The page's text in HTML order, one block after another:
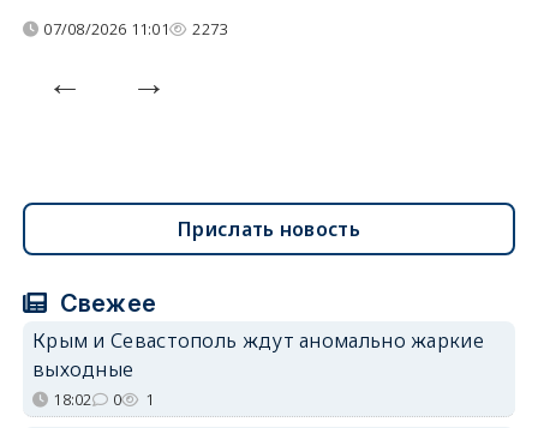
07/08/2026 11:01 2273
Прислать новость
Свежее
Крым и Севастополь ждут аномально жаркие
выходные
18:02 0 1